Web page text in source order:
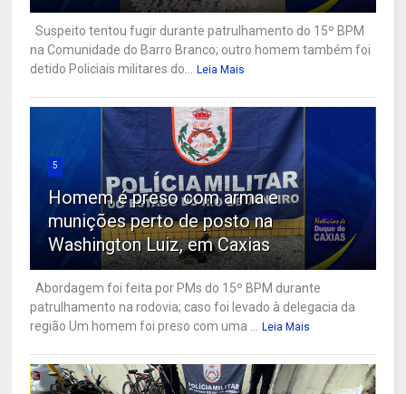
Suspeito tentou fugir durante patrulhamento do 15º BPM
na Comunidade do Barro Branco; outro homem também foi
detido Policiais militares do... Leia Mais
5
Homem é preso com arma e
munições perto de posto na
Washington Luiz, em Caxias
Abordagem foi feita por PMs do 15º BPM durante
patrulhamento na rodovia; caso foi levado à delegacia da
região Um homem foi preso com uma ... Leia Mais